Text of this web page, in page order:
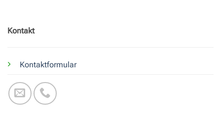
Kontakt
Kontaktformular